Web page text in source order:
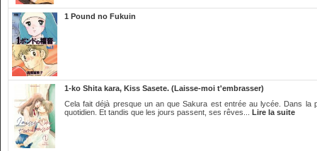
1 Pound no Fukuin
1-ko Shita kara, Kiss Sasete. (Laisse-moi t'embrasser)
Cela fait déjà presque un an que Sakura est entrée au lycée. Dans la
quotidien. Et tandis que les jours passent, ses rêves... Lire la suite